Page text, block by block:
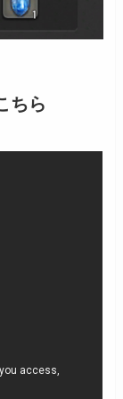
ちら